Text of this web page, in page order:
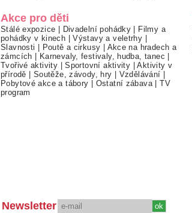
Akce pro děti
Stálé expozice | Divadelní pohádky | Filmy a
pohádky v kinech |Výstavy a veletrhy |
Slavnosti | Poutě a cirkusy | Akce na hradech a
zámcích | Karnevaly, festivaly, hudba, tanec |
Tvořivé aktivity |Sportovní aktivity |Aktivity v
přírodě | Soutěže, závody, hry | Vzdělávání |
Pobytové akce a tábory | Ostatní zábava |TV
program
Newsletter